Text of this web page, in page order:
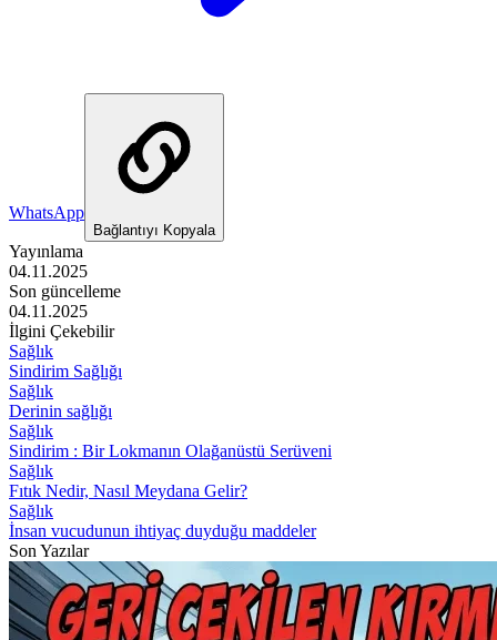
WhatsApp
Bağlantıyı Kopyala
Yayınlama
04.11.2025
Son güncelleme
04.11.2025
İlgini Çekebilir
Sağlık
Sindirim Sağlığı
Sağlık
Derinin sağlığı
Sağlık
Sindirim : Bir Lokmanın Olağanüstü Serüveni
Sağlık
Fıtık Nedir, Nasıl Meydana Gelir?
Sağlık
İnsan vucudunun ihtiyaç duyduğu maddeler
Son Yazılar